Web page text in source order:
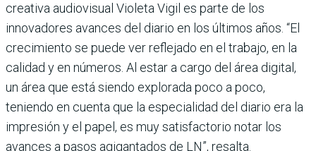
creativa audiovisual Violeta Vigil es parte de los
innovadores avances del diario en los últimos años. “El
crecimiento se puede ver reflejado en el trabajo, en la
calidad y en números. Al estar a cargo del área digital,
un área que está siendo explorada poco a poco,
teniendo en cuenta que la especialidad del diario era la
impresión y el papel, es muy satisfactorio notar los
avances a pasos agigantados de LN”, resalta.